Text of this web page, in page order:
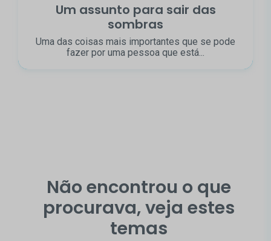
Um assunto para sair das
sombras
Uma das coisas mais importantes que se pode
fazer por uma pessoa que está...
Não encontrou o que
procurava, veja estes
temas